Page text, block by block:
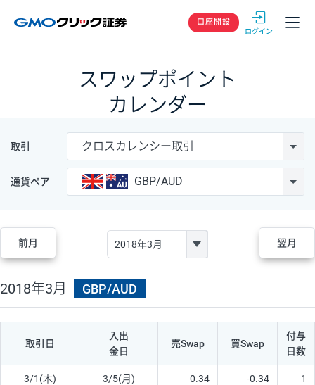
GMOクリック
口座開設
スワップポイント
カレンダー
取引 クロスカレンシー取引
通貨ペア GBP/AUD
前月 翌月
2018年3月 GBP/AUD
取引日
入出
金日
売Swap 買Swap
付与
日数
3/1(木) 3/5(月) 0.34 -0.34 1